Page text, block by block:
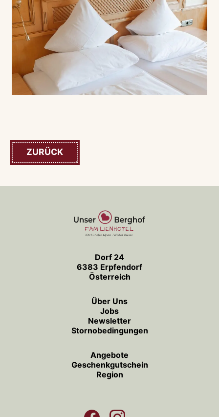
ZURÜCK
Dorf 24
6383 Erpfendorf
Österreich
Über Uns
Jobs
Newsletter
Stornobedingungen
Angebote
Geschenkgutschein
Region